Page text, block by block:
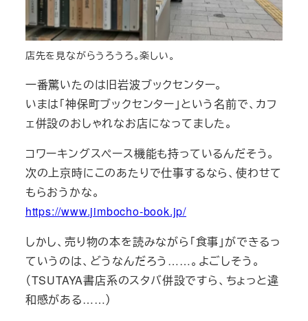
店先を見ながらうろうろ。楽しい。
一番驚いたのは旧岩波ブックセンター。
いまは「神保町ブックセンター」という名前で、カフ
ェ併設のおしゃれなお店になってました。
コワーキングスペース機能も持っているんだそう。
次の上京時にこのあたりで仕事するなら、使わせて
もらおうかな。
https://www.jimbocho-book.jp/
しかし、売り物の本を読みながら「食事」ができるっ
ていうのは、どうなんだろう……。よごしそう。
（TSUTAYA書店系のスタバ併設ですら、ちょっと違
和感がある……）